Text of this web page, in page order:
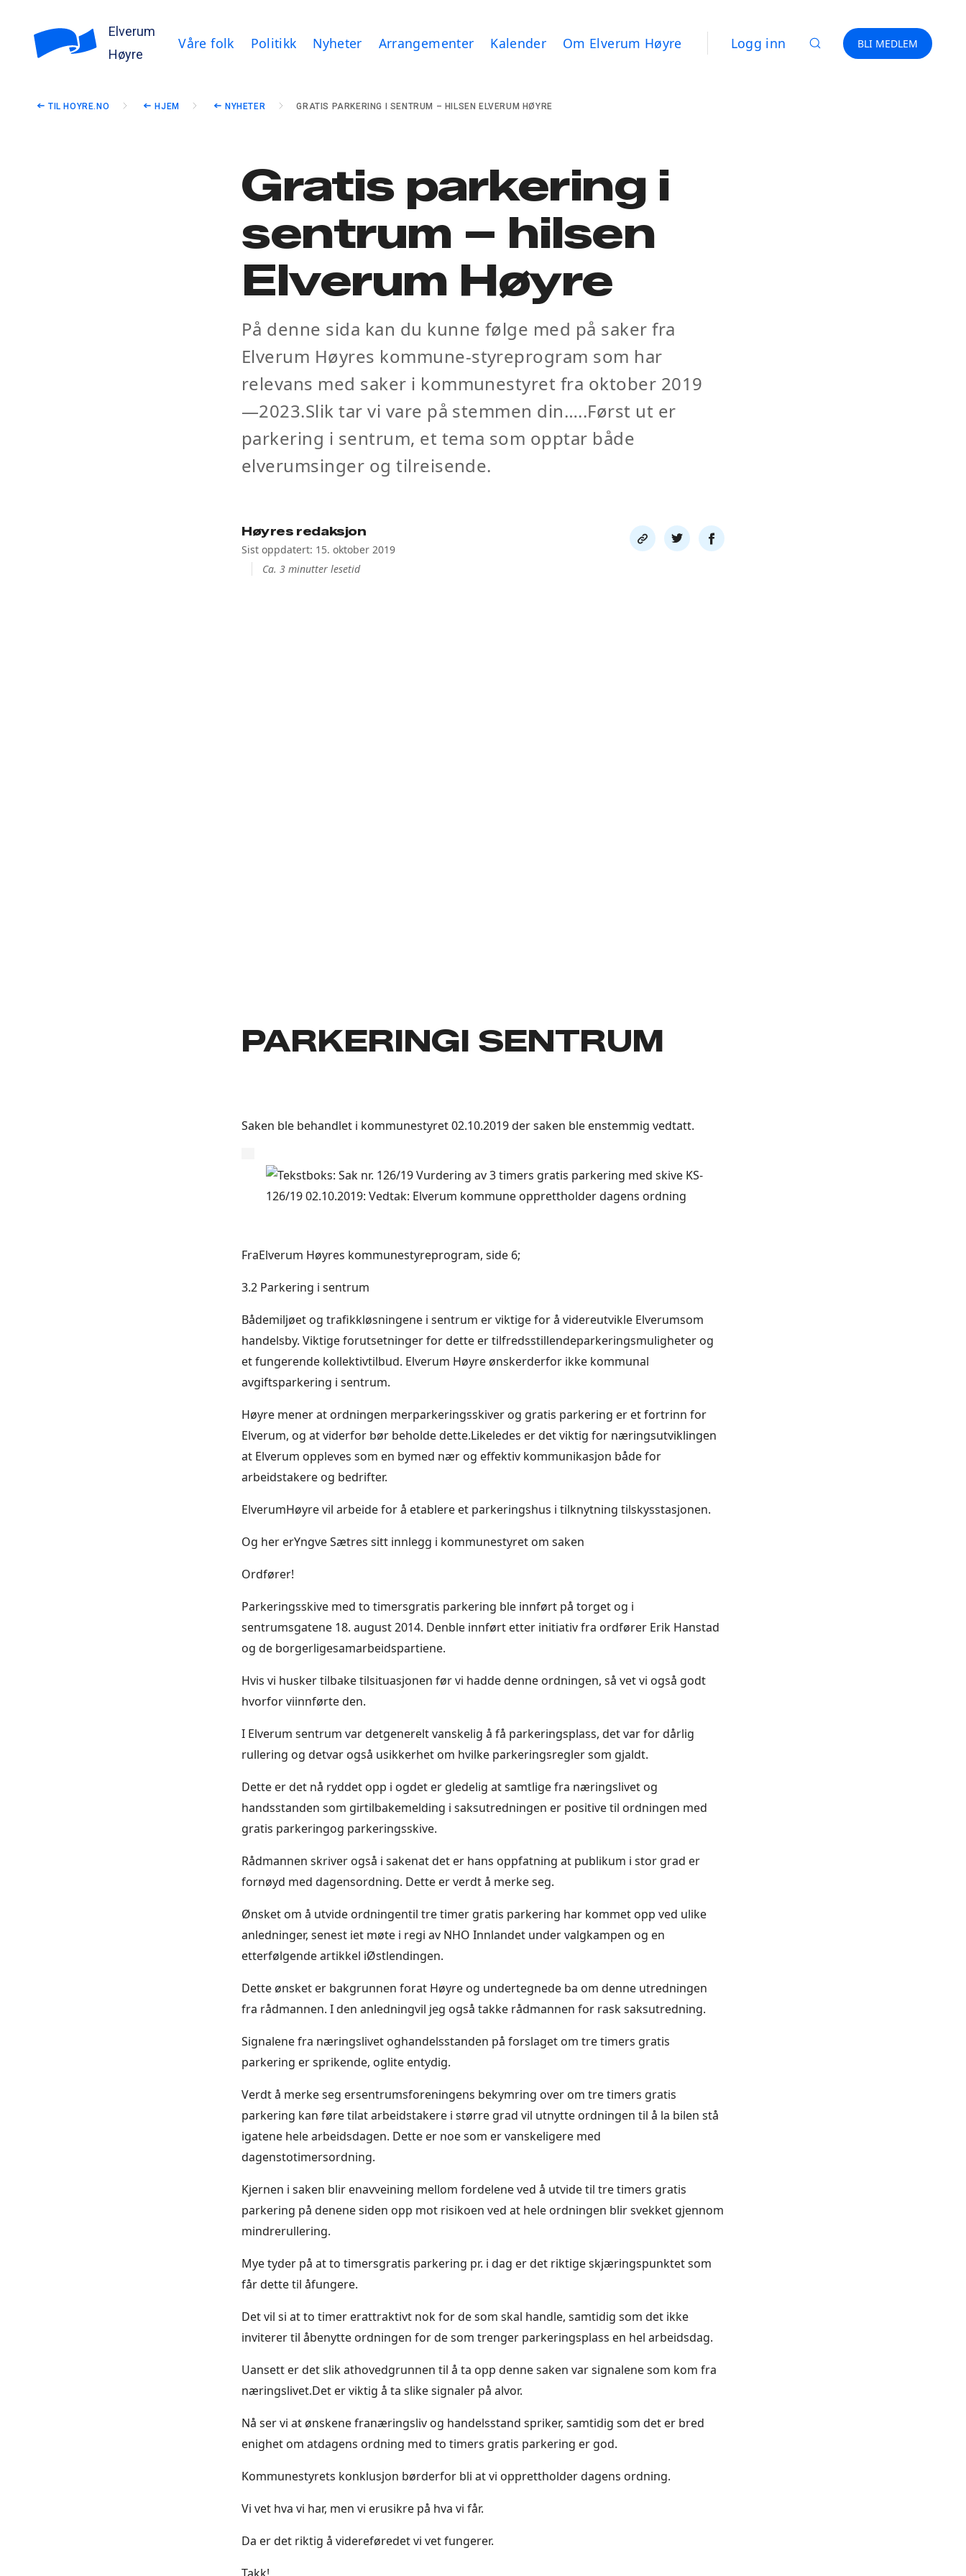
Elverum
Høyre
Våre folk Politikk Nyheter Arrangementer Kalender Om Elverum Høyre Logg inn BLI MEDLEM
TIL HOYRE.NO HJEM NYHETER GRATIS PARKERING I SENTRUM – HILSEN ELVERUM HØYRE
Gratis parkering i
sentrum – hilsen
Elverum Høyre
På denne sida kan du kunne følge med på saker fra
Elverum Høyres kommune-styreprogram som har
relevans med saker i kommunestyret fra oktober 2019
—2023.Slik tar vi vare på stemmen din…..Først ut er
parkering i sentrum, et tema som opptar både
elverumsinger og tilreisende.
Høyres redaksjon
Sist oppdatert: 15. oktober 2019
Ca. 3 minutter lesetid
Del
link
Del
på
Del
på
PARKERINGI SENTRUM
Saken ble behandlet i kommunestyret 02.10.2019 der saken ble enstemmig vedtatt.
FraElverum Høyres kommunestyreprogram, side 6;
3.2 Parkering i sentrum
Bådemiljøet og trafikkløsningene i sentrum er viktige for å videreutvikle Elverumsom
handelsby. Viktige forutsetninger for dette er tilfredsstillendeparkeringsmuligheter og
et fungerende kollektivtilbud. Elverum Høyre ønskerderfor ikke kommunal
avgiftsparkering i sentrum.
Høyre mener at ordningen merparkeringsskiver og gratis parkering er et fortrinn for
Elverum, og at viderfor bør beholde dette.Likeledes er det viktig for næringsutviklingen
at Elverum oppleves som en bymed nær og effektiv kommunikasjon både for
arbeidstakere og bedrifter.
ElverumHøyre vil arbeide for å etablere et parkeringshus i tilknytning tilskysstasjonen.
Og her erYngve Sætres sitt innlegg i kommunestyret om saken
Ordfører!
Parkeringsskive med to timersgratis parkering ble innført på torget og i
sentrumsgatene 18. august 2014. Denble innført etter initiativ fra ordfører Erik Hanstad
og de borgerligesamarbeidspartiene.
Hvis vi husker tilbake tilsituasjonen før vi hadde denne ordningen, så vet vi også godt
hvorfor viinnførte den.
I Elverum sentrum var detgenerelt vanskelig å få parkeringsplass, det var for dårlig
rullering og detvar også usikkerhet om hvilke parkeringsregler som gjaldt.
Dette er det nå ryddet opp i ogdet er gledelig at samtlige fra næringslivet og
handsstanden som girtilbakemelding i saksutredningen er positive til ordningen med
gratis parkeringog parkeringsskive.
Rådmannen skriver også i sakenat det er hans oppfatning at publikum i stor grad er
fornøyd med dagensordning. Dette er verdt å merke seg.
Ønsket om å utvide ordningentil tre timer gratis parkering har kommet opp ved ulike
anledninger, senest iet møte i regi av NHO Innlandet under valgkampen og en
etterfølgende artikkel iØstlendingen.
Dette ønsket er bakgrunnen forat Høyre og undertegnede ba om denne utredningen
fra rådmannen. I den anledningvil jeg også takke rådmannen for rask saksutredning.
Signalene fra næringslivet oghandelsstanden på forslaget om tre timers gratis
parkering er sprikende, oglite entydig.
Verdt å merke seg ersentrumsforeningens bekymring over om tre timers gratis
parkering kan føre tilat arbeidstakere i større grad vil utnytte ordningen til å la bilen stå
igatene hele arbeidsdagen. Dette er noe som er vanskeligere med
dagenstotimersordning.
Kjernen i saken blir enavveining mellom fordelene ved å utvide til tre timers gratis
parkering på denene siden opp mot risikoen ved at hele ordningen blir svekket gjennom
mindrerullering.
Mye tyder på at to timersgratis parkering pr. i dag er det riktige skjæringspunktet som
får dette til åfungere.
Det vil si at to timer erattraktivt nok for de som skal handle, samtidig som det ikke
inviterer til åbenytte ordningen for de som trenger parkeringsplass en hel arbeidsdag.
Uansett er det slik athovedgrunnen til å ta opp denne saken var signalene som kom fra
næringslivet.Det er viktig å ta slike signaler på alvor.
Nå ser vi at ønskene franæringsliv og handelsstand spriker, samtidig som det er bred
enighet om atdagens ordning med to timers gratis parkering er god.
Kommunestyrets konklusjon børderfor bli at vi opprettholder dagens ordning.
Vi vet hva vi har, men vi erusikre på hva vi får.
Da er det riktig å videreføredet vi vet fungerer.